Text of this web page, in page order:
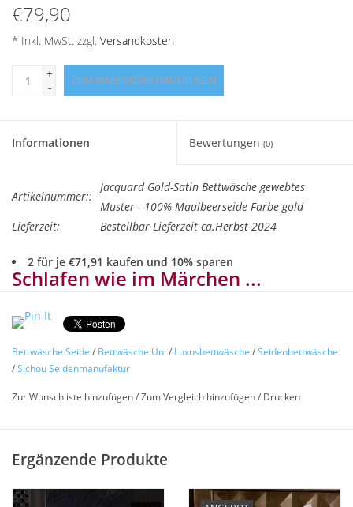
Tel.0049(0)7322-919376
Blog-Aktuelles
€79,90
* Inkl. MwSt. zzgl. Versandkosten
+
-
ZUM WARENKORB HINZUFÜGEN
Informationen Bewertungen (0)
Artikelnummer::
Jacquard Gold-Satin Bettwäsche gewebtes
Muster - 100% Maulbeerseide Farbe gold
Lieferzeit:
Bestellbar Lieferzeit ca.Herbst 2024
2 für je €71,91 kaufen und 10% sparen
Schlafen wie im Märchen ...
Schlafen wie nie zuvor – in Seide von Sichou, der
Seidenmanufaktur
Jacquard GOLD Feinste Bettwäsche Satin 100% Maulbeerseide
Farbe gold
- Sondergrößen auf Anfrage -
ihre einmalige Optik, den Glanz und die angenehme glatte
seidige Oberfläche.
Konfektion: Kissen- und Deckbettbezug mit ca. 1 cm
Bettwäsche Seide / Bettwäsche Uni / Luxusbettwäsche /Seidenbettwäsche
/Sichou Seidenmanufaktur
Zur Wunschliste hinzufügen/Zum Vergleich hinzufügen/ Drucken
Ergänzende Produkte